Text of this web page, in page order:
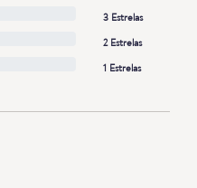
3 Estrelas
2 Estrelas
1 Estrelas